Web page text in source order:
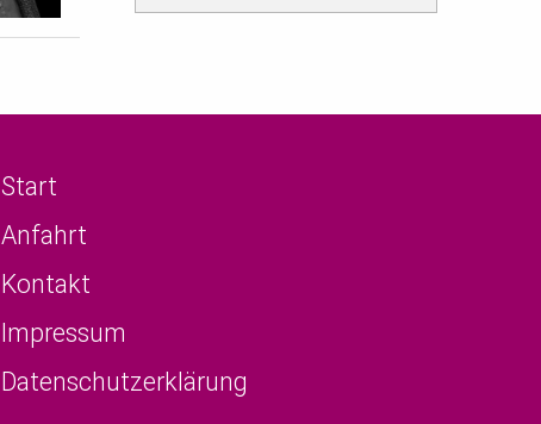
Start
Anfahrt
Kontakt
Impressum
Datenschutzerklärung